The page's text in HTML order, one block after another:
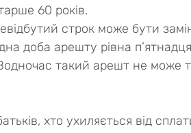
60 років.
доба арешту рівна
такий арешт не може
хто ухиляється від